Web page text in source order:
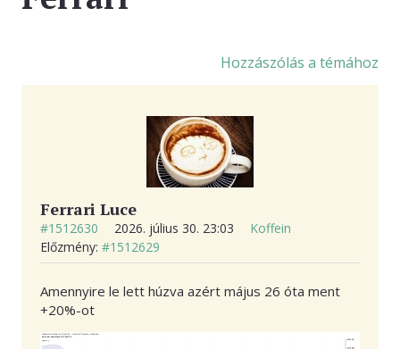
ELŐFIZETÉS
Hozzászólás a témához
Ferrari Luce
#1512630 2026. július 30. 23:03
Koffein
Előzmény: #1512629
Amennyire le lett húzva azért május 26 óta ment
+20%-ot